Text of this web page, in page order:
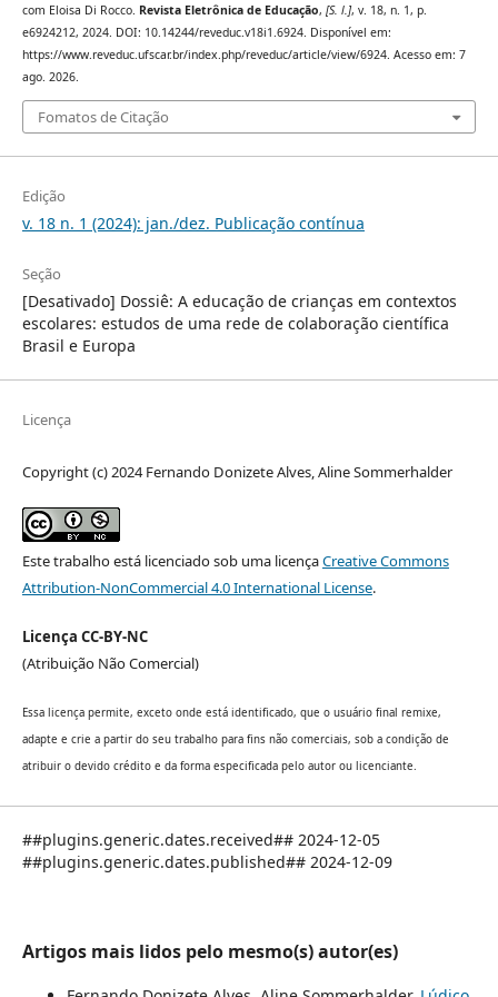
com Eloisa Di Rocco. Revista Eletrônica de Educação, [S. l.], v. 18, n. 1, p.
e6924212, 2024. DOI: 10.14244/reveduc.v18i1.6924. Disponível em:
https://www.reveduc.ufscar.br/index.php/reveduc/article/view/6924. Acesso em: 7
ago. 2026.
Fomatos de Citação
Edição
v. 18 n. 1 (2024): jan./dez. Publicação contínua
Seção
[Desativado] Dossiê: A educação de crianças em contextos
escolares: estudos de uma rede de colaboração científica
Brasil e Europa
Licença
Copyright (c) 2024 Fernando Donizete Alves, Aline Sommerhalder
Este trabalho está licenciado sob uma licençaCreative Commons
Attribution-NonCommercial 4.0 International License.
Licença CC-BY-NC
(Atribuição Não Comercial)
Essa licença permite, exceto onde está identificado, que o usuário final remixe,
adapte e crie a partir do seu trabalho para fins não comerciais, sob a condição de
atribuir o devido crédito e da forma especificada pelo autor ou licenciante.
##plugins.generic.dates.received## 2024-12-05
##plugins.generic.dates.published## 2024-12-09
Artigos mais lidos pelo mesmo(s) autor(es)